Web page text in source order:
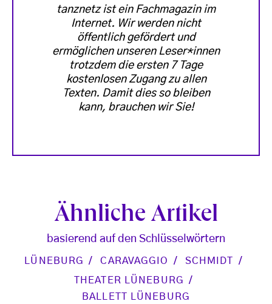
tanznetz ist ein Fachmagazin im
Internet. Wir werden nicht
öffentlich gefördert und
ermöglichen unseren Leser*innen
trotzdem die ersten 7 Tage
kostenlosen Zugang zu allen
Texten. Damit dies so bleiben
kann, brauchen wir Sie!
Ähnliche Artikel
basierend auf den Schlüsselwörtern
LÜNEBURG CARAVAGGIO
SCHMIDT
THEATER LÜNEBURG
BALLETT LÜNEBURG